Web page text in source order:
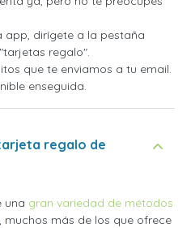
app, dirígete a la pestaña
regalo".
que te enviamos a tu email.
enseguida.
regalo de
una gran variedad de métodos
, muchos más de los que ofrece